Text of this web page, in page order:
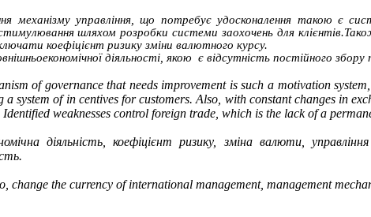
механізму управління, що потребує удосконалення такою є
шляхом розробки системи заохочень для
коефіцієнт ризику зміни валютного курсу.
діяльності, якою є відсутність постійного
ofgovernancethat needs improvementis such a motivation
a systemofin centivesforcustomers. Also, with constantchanges in
Identified weaknesses control foreign trade, which is the lack of a
діяльність,коефіцієнт ризику, зміна валюти,
change the currency of international management, management